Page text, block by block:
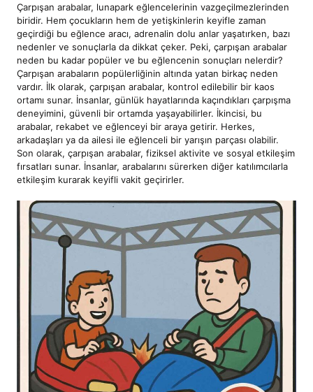
Çarpışan arabalar, lunapark eğlencelerinin vazgeçilmezlerinden
biridir. Hem çocukların hem de yetişkinlerin keyifle zaman
geçirdiği bu eğlence aracı, adrenalin dolu anlar yaşatırken, bazı
nedenler ve sonuçlarla da dikkat çeker. Peki, çarpışan arabalar
neden bu kadar popüler ve bu eğlencenin sonuçları nelerdir?
Çarpışan arabaların popülerliğinin altında yatan birkaç neden
vardır. İlk olarak, çarpışan arabalar, kontrol edilebilir bir kaos
ortamı sunar. İnsanlar, günlük hayatlarında kaçındıkları çarpışma
deneyimini, güvenli bir ortamda yaşayabilirler. İkincisi, bu
arabalar, rekabet ve eğlenceyi bir araya getirir. Herkes,
arkadaşları ya da ailesi ile eğlenceli bir yarışın parçası olabilir.
Son olarak, çarpışan arabalar, fiziksel aktivite ve sosyal etkileşim
fırsatları sunar. İnsanlar, arabalarını sürerken diğer katılımcılarla
etkileşim kurarak keyifli vakit geçirirler.